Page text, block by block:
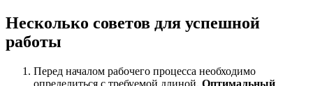
Несколько советов для успешной
работы
Перед началом рабочего процесса необходимо
определиться с требуемой длиной. Оптимальный